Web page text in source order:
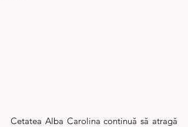
Cetatea Alba Carolina continuă să atragă